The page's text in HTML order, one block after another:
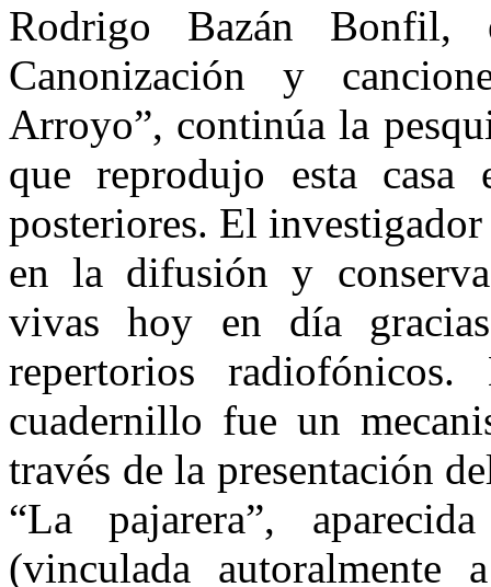
Rodrigo Bazán Bonfil,
Canonización y
Arroyo”, continúa la
que reprodujo esta
posteriores. El
en la difusión y
vivas hoy en día
repertorios
cuadernillo fue un
través de la presentación
“La pajarera”,
(vinculada